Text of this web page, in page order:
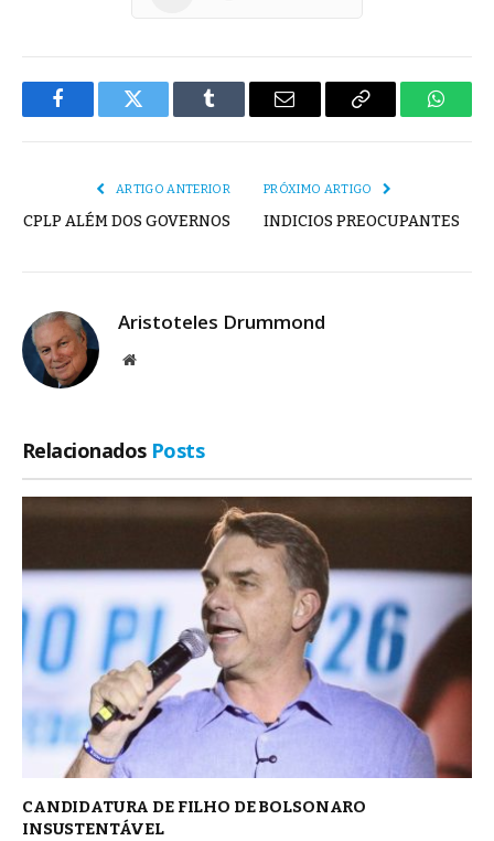
FacebookTwitter Tumblr
E-
Copiar
ARTIGO ANTERIOR
CPLP ALÉM DOS GOVERNOS
PRÓXIMO ARTIGO
INDICIOS PREOCUPANTES
Aristoteles Drummond
Site
Relacionados Posts
CANDIDATURA DE FILHO DE BOLSONARO
INSUSTENTÁVEL